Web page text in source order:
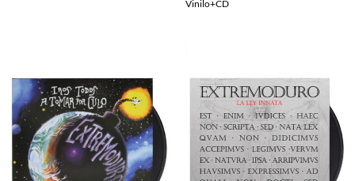
Vinilo+CD